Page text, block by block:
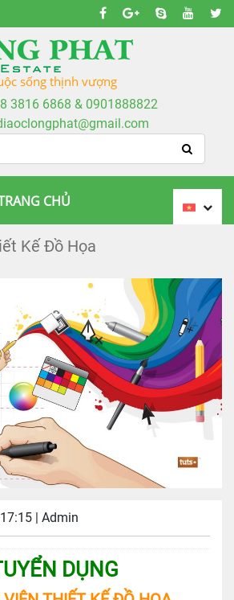
sống thịnh vượng
3816 6868 & 0901888822
CHỦ
Kế Đồ Họa
| Admin
DỤNG